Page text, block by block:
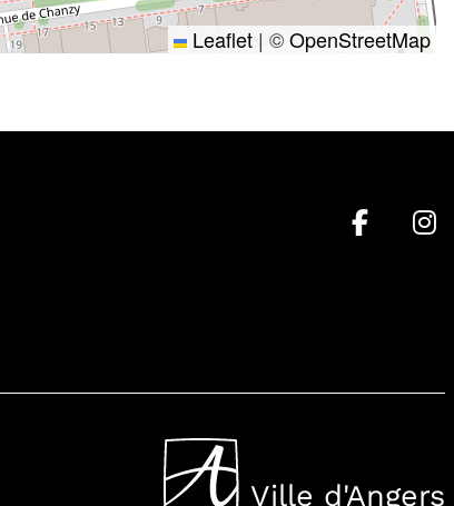
Leaflet | ©OpenStreetMap
Ville d'Angers